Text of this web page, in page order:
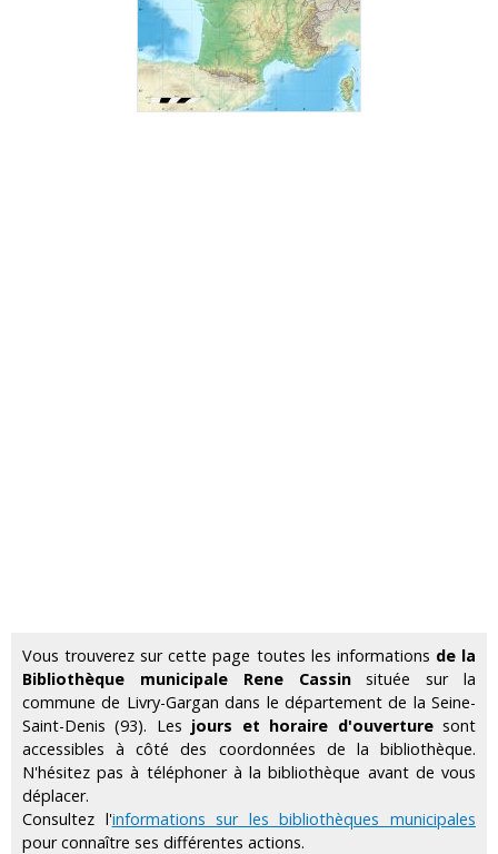
Vous trouverez sur cette page toutes les informations de la
Bibliothèque municipale Rene Cassinsituée sur la
commune de Livry-Gargan dans le département de la Seine-
Saint-Denis (93). Les jours et horaire d'ouverturesont
accessibles à côté des coordonnées de la bibliothèque.
N'hésitez pas à téléphoner à la bibliothèque avant de vous
déplacer.
Consultez l'informations sur les bibliothèques municipales
pour connaître ses différentes actions.